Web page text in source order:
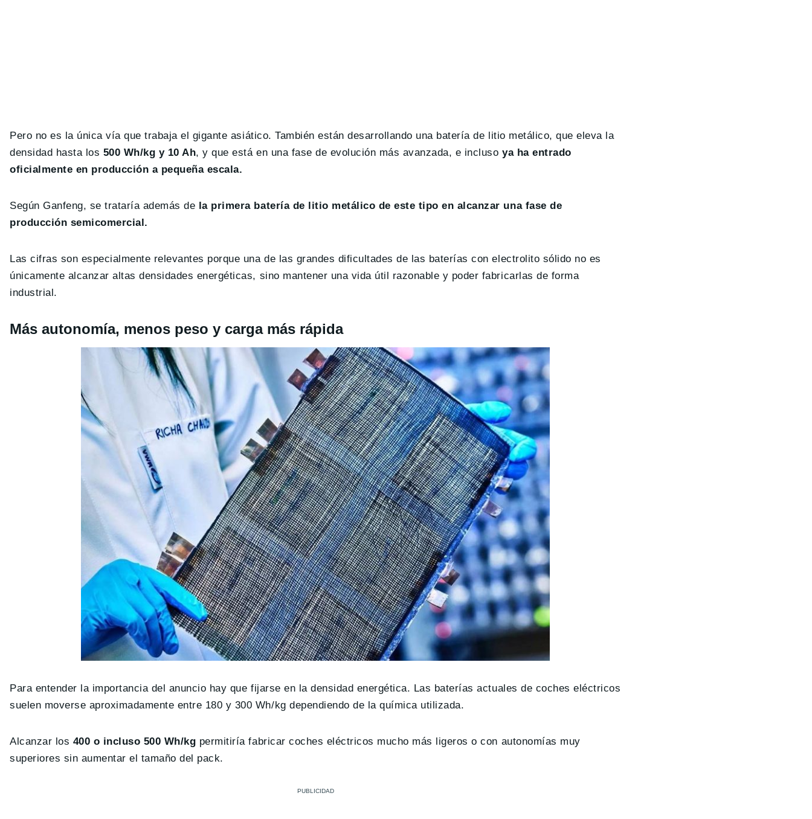
Pero no es la única vía que trabaja el gigante asiático. También están desarrollando una batería de litio metálico, que eleva la
densidad hasta los 500 Wh/kg y 10 Ah, y que está en una fase de evolución más avanzada, e incluso ya ha entrado
oficialmente en producción a pequeña escala.
Según Ganfeng, se trataría además de la primera batería de litio metálico de este tipo en alcanzar una fase de
producción semicomercial.
Las cifras son especialmente relevantes porque una de las grandes dificultades de las baterías con electrolito sólido no es
únicamente alcanzar altas densidades energéticas, sino mantener una vida útil razonable y poder fabricarlas de forma
industrial.
Más autonomía, menos peso y carga más rápida
Para entender la importancia del anuncio hay que fijarse en la densidad energética. Las baterías actuales de coches eléctricos
suelen moverse aproximadamente entre 180 y 300 Wh/kg dependiendo de la química utilizada.
Alcanzar los 400 o incluso 500 Wh/kg permitiría fabricar coches eléctricos mucho más ligeros o con autonomías muy
superiores sin aumentar el tamaño del pack.